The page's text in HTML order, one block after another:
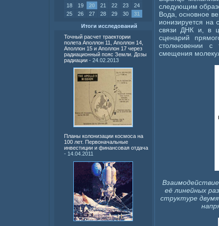
18
19 20 21 22 23
24
25
26 27 28 29 30 31
Итоги исследований
Точный расчет траектории
полета Аполлон 11, Аполлон 14,
Аполлон 15 и Аполлон 17 через
радиационный пояс Земли. Дозы
радиации - 24.02.2013
Планы колонизации космоса на
100 лет. Первоначальные
инвестиции и финансовая отдача
- 14.04.2011
следующим
Вода, основное
ионизируется на
связи ДНК и, в
сценарий
столкновении с
смещения
её линейных
структуре